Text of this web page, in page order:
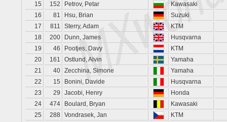
15
152 Petrov, Petar
Kawasaki
16
81 Hsu, Brian
Suzuki
17
811 Sterry, Adam
KTM
18
200 Dunn, James
Husqvarna
19
46 Pootjes, Davy
KTM
20
161 Ostlund, Alvin
Yamaha
21
40 Zecchina, Simone
Yamaha
22
15 Bonini, Davide
Husqvarna
23
29 Jacobi, Henry
Honda
24
474 Boulard, Bryan
Kawasaki
25
288 Vondrasek, Jan
KTM